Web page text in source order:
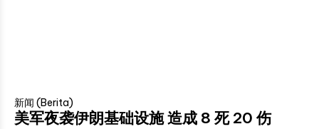
新闻 (Berita)
美军夜袭伊朗基础设施 造成 8 死 20 伤